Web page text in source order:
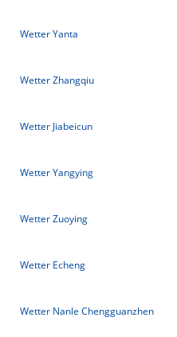
Wetter Yanta
Wetter Zhangqiu
Wetter Jiabeicun
Wetter Yangying
Wetter Zuoying
Wetter Echeng
Wetter Nanle Chengguanzhen